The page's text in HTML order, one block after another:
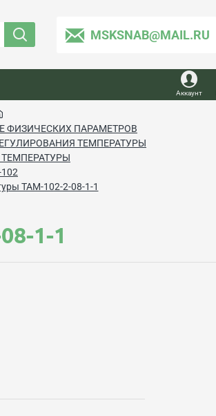
MSKSNAB@MAIL.RU
Аккаунт
ФИЗИЧЕСКИХ ПАРАМЕТРОВ
ТЕМПЕРАТУРЫ
ТАМ-102-2-08-1-1
1-1